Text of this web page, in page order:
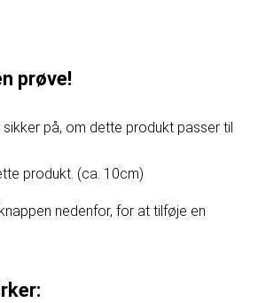
prøve!
på, om dette produkt passer til
produkt. (ca. 10cm)
nedenfor, for at tilføje en